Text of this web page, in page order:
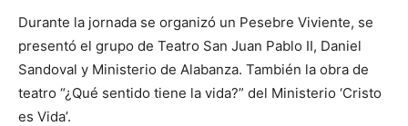
Durante la jornada se organizó un Pesebre Viviente, se
presentó el grupo de Teatro San Juan Pablo II, Daniel
Sandoval y Ministerio de Alabanza. También la obra de
teatro “¿Qué sentido tiene la vida?” del Ministerio ‘Cristo
es Vida’.